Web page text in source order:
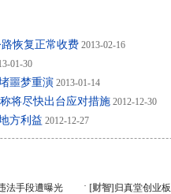
恢复正常收费 2013-02-16
01-30
噩梦重演 2013-01-14
将尽快出台应对措施 2012-12-30
方利益 2012-12-27
法手段遭曝光 · [财智] 归真堂创业